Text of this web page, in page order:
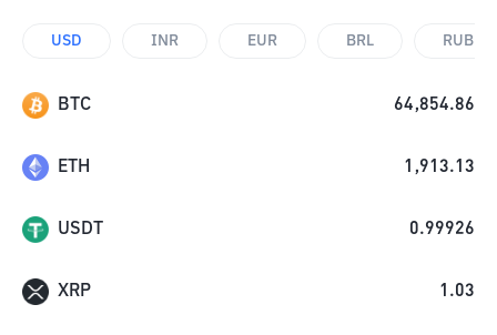
USD INR EUR BRL RUB
BTC 64,854.86
ETH 1,913.13
USDT 0.99926
XRP 1.03